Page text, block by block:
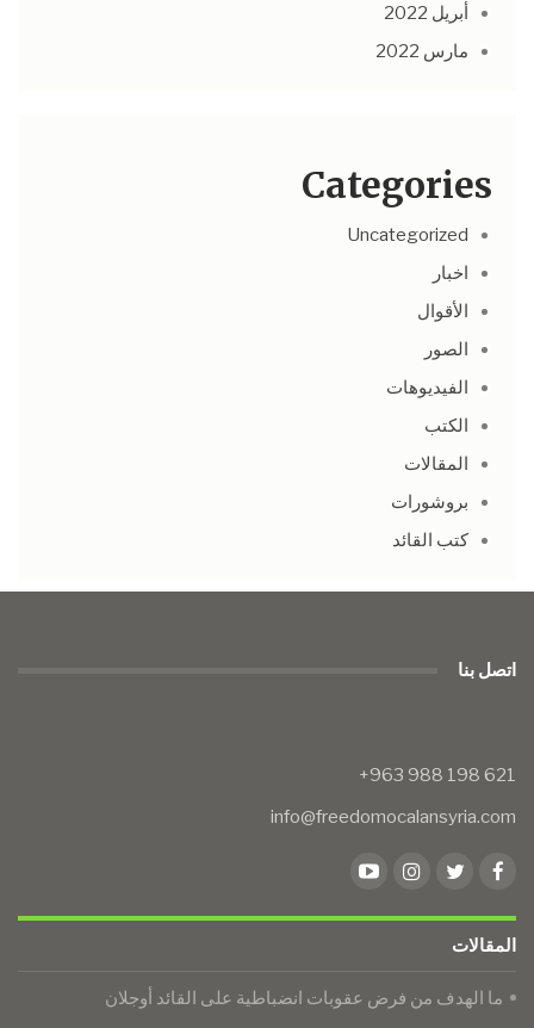
أبريل 2022
مارس 2022
Categories
Uncategorized
اخبار
الأقوال
الصور
الفيديوهات
الكتب
المقالات
بروشورات
كتب القائد
اتصل بنا
info@freedomocalansyria.com
المقالات
ما الهدف من فرض عقوبات انضباطية على القائد أوجلان